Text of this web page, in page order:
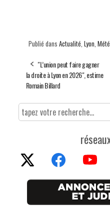
Publié dans Actualité Lyon
"L’union peut faire gagner
la droite à Lyon en 2026", estime
Romain Billard